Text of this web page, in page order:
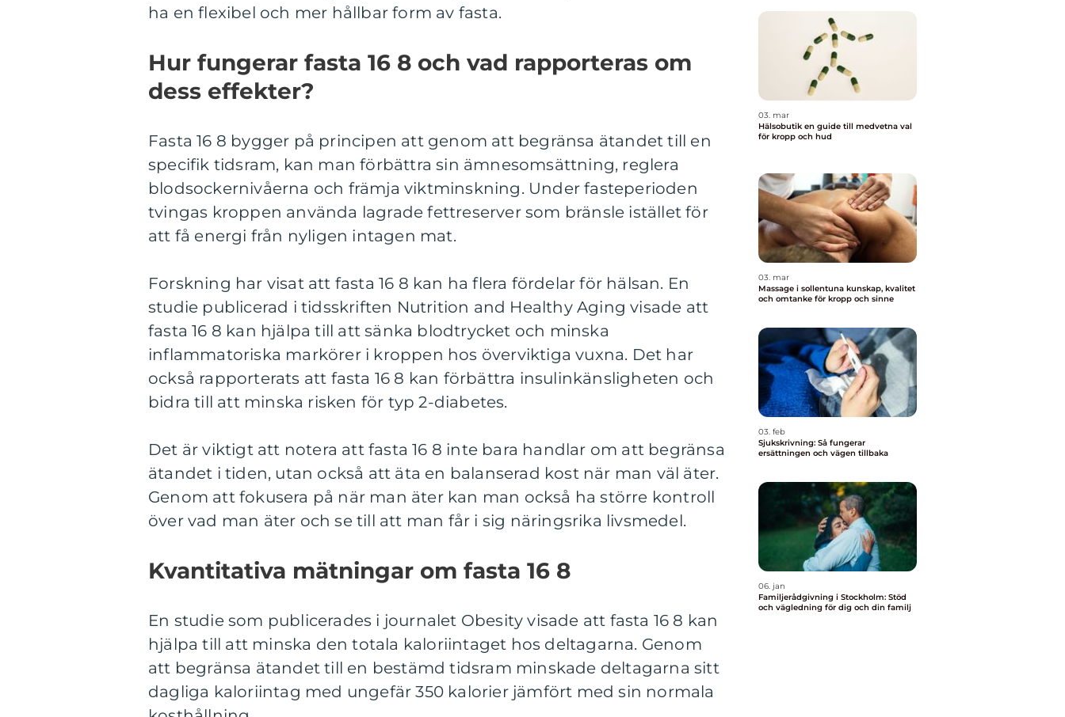
ha en flexibel och mer hållbar form av fasta.
Hur fungerar fasta 16 8 och vad rapporteras om
dess effekter?
Fasta 16 8 bygger på principen att genom att begränsa ätandet till en
specifik tidsram, kan man förbättra sin ämnesomsättning, reglera
blodsockernivåerna och främja viktminskning. Under fasteperioden
tvingas kroppen använda lagrade fettreserver som bränsle istället för
att få energi från nyligen intagen mat.
Forskning har visat att fasta 16 8 kan ha flera fördelar för hälsan. En
studie publicerad i tidsskriften Nutrition and Healthy Aging visade att
fasta 16 8 kan hjälpa till att sänka blodtrycket och minska
inflammatoriska markörer i kroppen hos överviktiga vuxna. Det har
också rapporterats att fasta 16 8 kan förbättra insulinkänsligheten och
bidra till att minska risken för typ 2-diabetes.
Det är viktigt att notera att fasta 16 8 inte bara handlar om att begränsa
ätandet i tiden, utan också att äta en balanserad kost när man väl äter.
Genom att fokusera på när man äter kan man också ha större kontroll
över vad man äter och se till att man får i sig näringsrika livsmedel.
Kvantitativa mätningar om fasta 16 8
En studie som publicerades i journalet Obesity visade att fasta 16 8 kan
hjälpa till att minska den totala kaloriintaget hos deltagarna. Genom
att begränsa ätandet till en bestämd tidsram minskade deltagarna sitt
dagliga kaloriintag med ungefär 350 kalorier jämfört med sin normala
03. mar
Hälsobutik en guide till medvetna val
för kropp och hud
03. mar
Massage i sollentuna kunskap, kvalitet
och omtanke för kropp och sinne
03. feb
Sjukskrivning: Så fungerar
ersättningen och vägen tillbaka
06. jan
Familjerådgivning i Stockholm: Stöd
och vägledning för dig och din familj